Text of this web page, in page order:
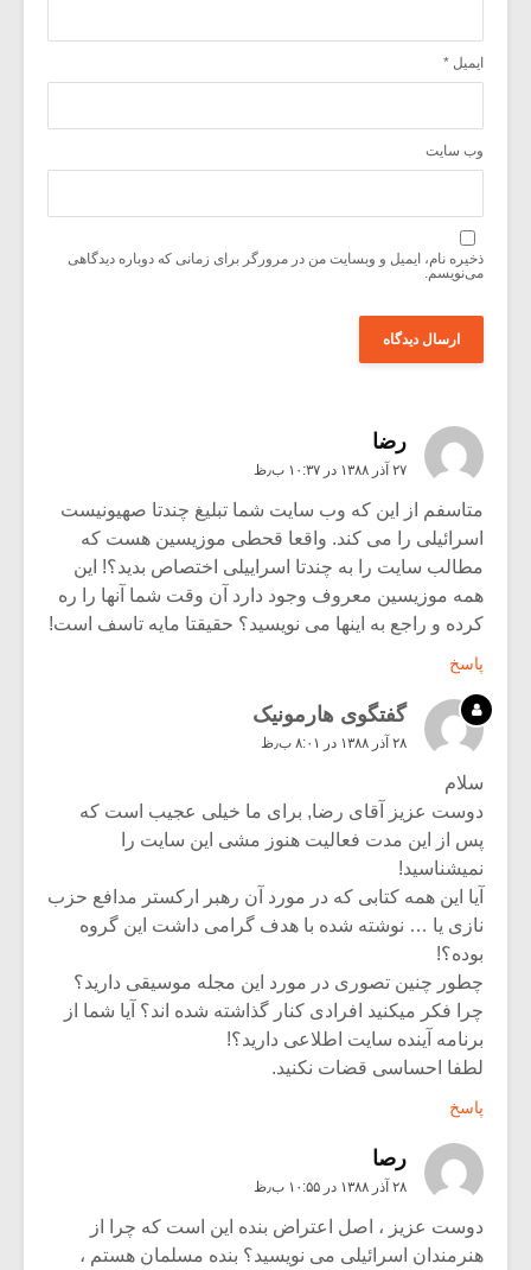
ایمیل *
وب‌ سایت
ذخیره نام، ایمیل و وبسایت من در مرورگر برای زمانی که دوباره دیدگاهی
می‌نویسم.
رضا
۲۷ آذر ۱۳۸۸ در ۱۰:۳۷ ب٫ظ
متاسفم از این که وب سایت شما تبلیغ چندتا صهیونیست
اسرائیلی را می کند. واقعا قحطی موزیسین هست که
مطالب سایت را به چندتا اسراییلی اختصاص بدید؟! این
همه موزیسین معروف وجود دارد آن وقت شما آنها را ره
کرده و راجع به اینها می نویسید؟ حقیقتا مایه تاسف است!
پاسخ
گفتگوی هارمونیک
۲۸ آذر ۱۳۸۸ در ۸:۰۱ ب٫ظ
سلام
دوست عزیز آقای رضا, برای ما خیلی عجیب است که
پس از این مدت فعالیت هنوز مشی این سایت را
نمیشناسید!
آیا این همه کتابی که در مورد آن رهبر ارکستر مدافع حزب
نازی یا … نوشته شده با هدف گرامی داشت این گروه
بوده؟!
چطور چنین تصوری در مورد این مجله موسیقی دارید؟
چرا فکر میکنید افرادی کنار گذاشته شده اند؟ آیا شما از
برنامه آینده سایت اطلاعی دارید؟!
لطفا احساسی قضات نکنید.
پاسخ
رصا
۲۸ آذر ۱۳۸۸ در ۱۰:۵۵ ب٫ظ
دوست عزیز ، اصل اعتراض بنده این است که چرا از
هنرمندان اسرائیلی می نویسید؟ بنده مسلمان هستم ،